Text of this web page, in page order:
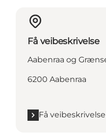
Få veibeskrivelse
Aabenraa og
6200 Aabenraa
Få veibeskrivelse